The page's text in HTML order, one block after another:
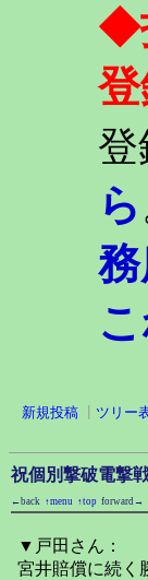
◆
ら
新規投稿 ツリー
祝個別撃破電撃
←back ↑menu ↑top forward→
▼戸田さん：
宮井賠償に続く